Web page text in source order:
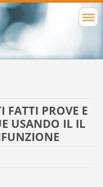
FATTI PROVE E
USANDO IL IL